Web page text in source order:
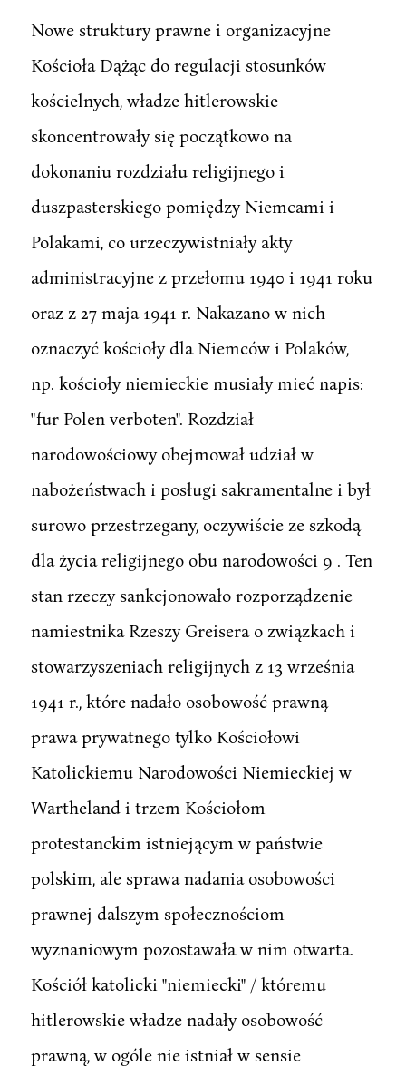
Nowe struktury prawne i organizacyjne
Kościoła Dążąc do regulacji stosunków
kościelnych, władze hitlerowskie
skoncentrowały się początkowo na
dokonaniu rozdziału religijnego i
duszpasterskiego pomiędzy Niemcami i
Polakami, co urzeczywistniały akty
administracyjne z przełomu 1940 i 1941 roku
oraz z 27 maja 1941 r. Nakazano w nich
oznaczyć kościoły dla Niemców i Polaków,
np. kościoły niemieckie musiały mieć napis:
"fur Polen verboten". Rozdział
narodowościowy obejmował udział w
nabożeństwach i posługi sakramentalne i był
surowo przestrzegany, oczywiście ze szkodą
dla życia religijnego obu narodowości 9 . Ten
stan rzeczy sankcjonowało rozporządzenie
namiestnika Rzeszy Greisera o związkach i
stowarzyszeniach religijnych z 13 września
1941 r., które nadało osobowość prawną
prawa prywatnego tylko Kościołowi
Katolickiemu Narodowości Niemieckiej w
Wartheland i trzem Kościołom
protestanckim istniejącym w państwie
polskim, ale sprawa nadania osobowości
prawnej dalszym społecznościom
wyznaniowym pozostawała w nim otwarta.
Kościół katolicki "niemiecki" / któremu
hitlerowskie władze nadały osobowość
prawną, w ogóle nie istniał w sensie